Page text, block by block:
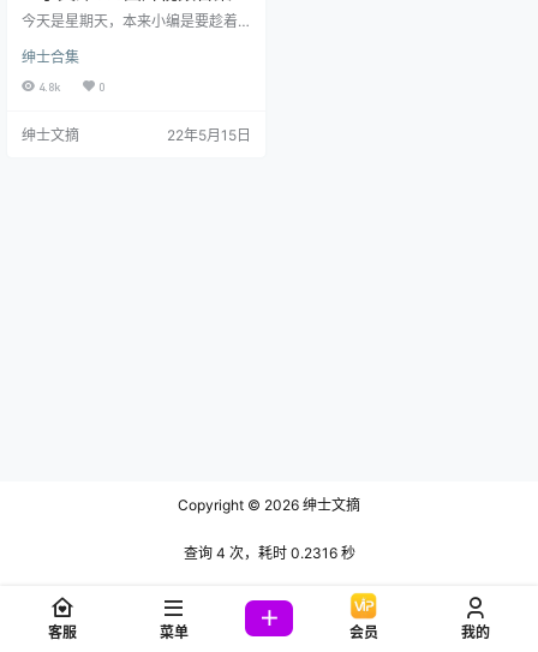
最爱
今天是星期天，本来小编是要趁着
还能顺便看看妹子什么的。但计划
不如变化，突然发现昨天编辑好的
我重色轻友了，其实小编真的很苦
绅士合集
4.8k 0
绅士文摘 22年5月15日
Copyright © 2026 绅士文摘
查询 4 次，耗时 0.2316 秒
客服 菜单 会员 我的